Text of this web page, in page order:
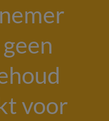
voor